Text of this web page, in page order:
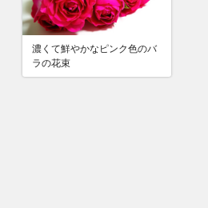
濃くて鮮やかなピンク色のバ
ラの花束